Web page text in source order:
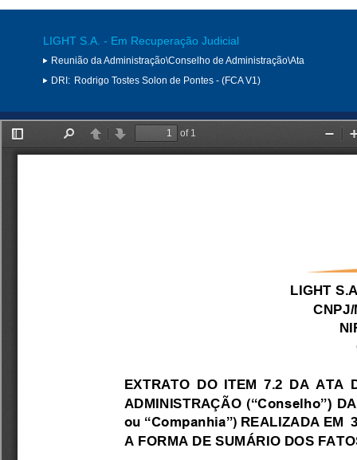
LIGHT S.A. - Em Recuperação Judicial
Reunião da Administração\Conselho de Administração\Ata
DRI: Rodrigo Tostes Solon de Pontes - (FCA V1)